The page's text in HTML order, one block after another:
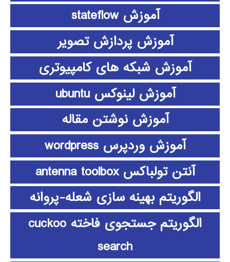
آموزش stateflow
آموزش پردازش تصویر
آموزش شبکه های کامپیوتری
آموزش لینوکس ubuntu
آموزش نوشتن مقاله
آموزش وردپرس wordpress
آنتن تولباکس antenna toolbox
الگوریتم بهینه سازی شعله-پروانه
الگوریتم جستجوی فاخته cuckoo
search